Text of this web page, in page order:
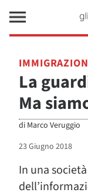
La
Ma
di Marco Veruggio
23 Giugno 2018
In una